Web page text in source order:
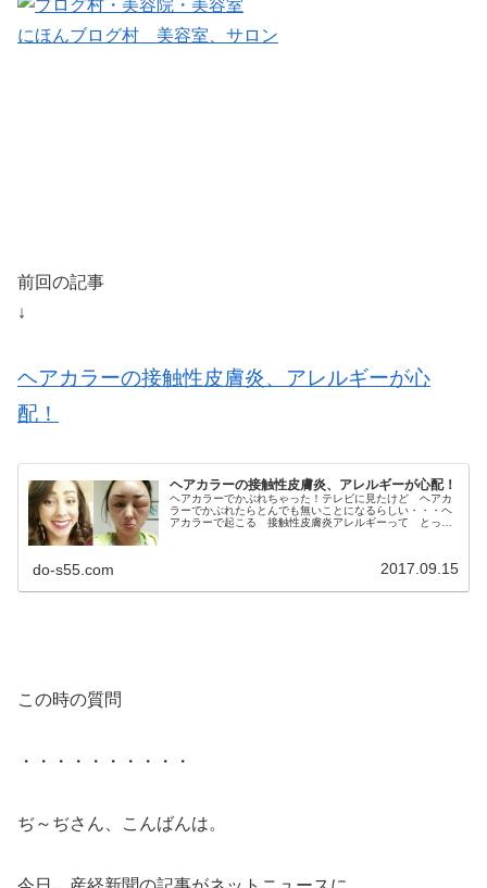
にほんブログ村 美容室、サロン
前回の記事
↓
ヘアカラーの接触性皮膚炎、アレルギーが心
配！
ヘアカラーの接触性皮膚炎、アレルギーが心配！
ヘアカラーでかぶれちゃった！テレビに見たけど ヘアカ
ラーでかぶれたらとんでも無いことになるらしい・・・ヘ
アカラーで起こる 接触性皮膚炎アレルギーって とって
do-s55.com 2017.09.15
この時の質問
・・・・・・・・・・
ぢ～ぢさん、こんばんは。